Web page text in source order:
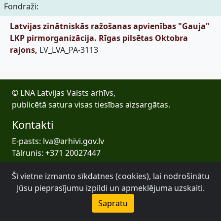
Fondraži:
Latvijas zinātniskās ražošanas apvienības "Gauja"
LKP pirmorganizācija. Rīgas pilsētas Oktobra
rajons, LV_LVA_PA-3113
© LNA Latvijas Valsts arhīvs,
publicētā satura visas tiesības aizsargātas.
Kontakti
E-pasts: lva@arhivi.gov.lv
Tālrunis: +371 20027447
Bezdelīgu 1A, Rīga
Latvijas Valsts arhīvs
Šī vietne izmanto sīkdatnes (cookies), lai nodrošinātu
Jūsu pieprasījumu izpildi un apmeklējuma uzskaiti.
Sapratu